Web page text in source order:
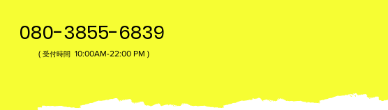
080-3855-6839
( 受付時間 10:00AM-22:00​ PM )